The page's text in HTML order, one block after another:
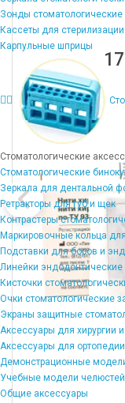
Зонды стоматологические
Кассеты для
Карпульные шприцы
Стоматологические
Стоматологические
Зеркала для дентальной
Ретракторы для губ и щек
Контрастеры
Маркировочные кольца
Подставки для боров и
Линейки эндодонтические
Кисточки
Очки стоматологические
Экраны защитные
Аксессуары для хирургии
Аксессуары для ортопедии
Демонстрационные
Учебные модели
Общие аксессуары